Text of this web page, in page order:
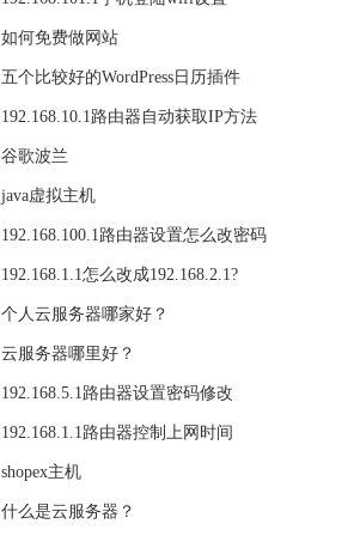
如何免费做网站
五个比较好的WordPress日历插件
192.168.10.1路由器自动获取IP方法
谷歌波兰
java虚拟主机
192.168.100.1路由器设置怎么改密码
192.168.1.1怎么改成192.168.2.1?
个人云服务器哪家好？
云服务器哪里好？
192.168.5.1路由器设置密码修改
192.168.1.1路由器控制上网时间
shopex主机
什么是云服务器？